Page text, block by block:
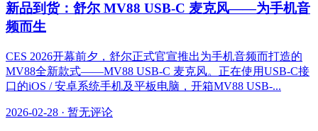
新品到货：舒尔 MV88 USB-C 麦克风——为手机音
频而生
CES 2026开幕前夕，舒尔正式官宣推出为手机音频而打造的
MV88全新款式——MV88 USB-C 麦克风。正在使用USB-C接
口的iOS / 安卓系统手机及平板电脑，开箱MV88 USB-...
2026-02-28 · 暂无评论